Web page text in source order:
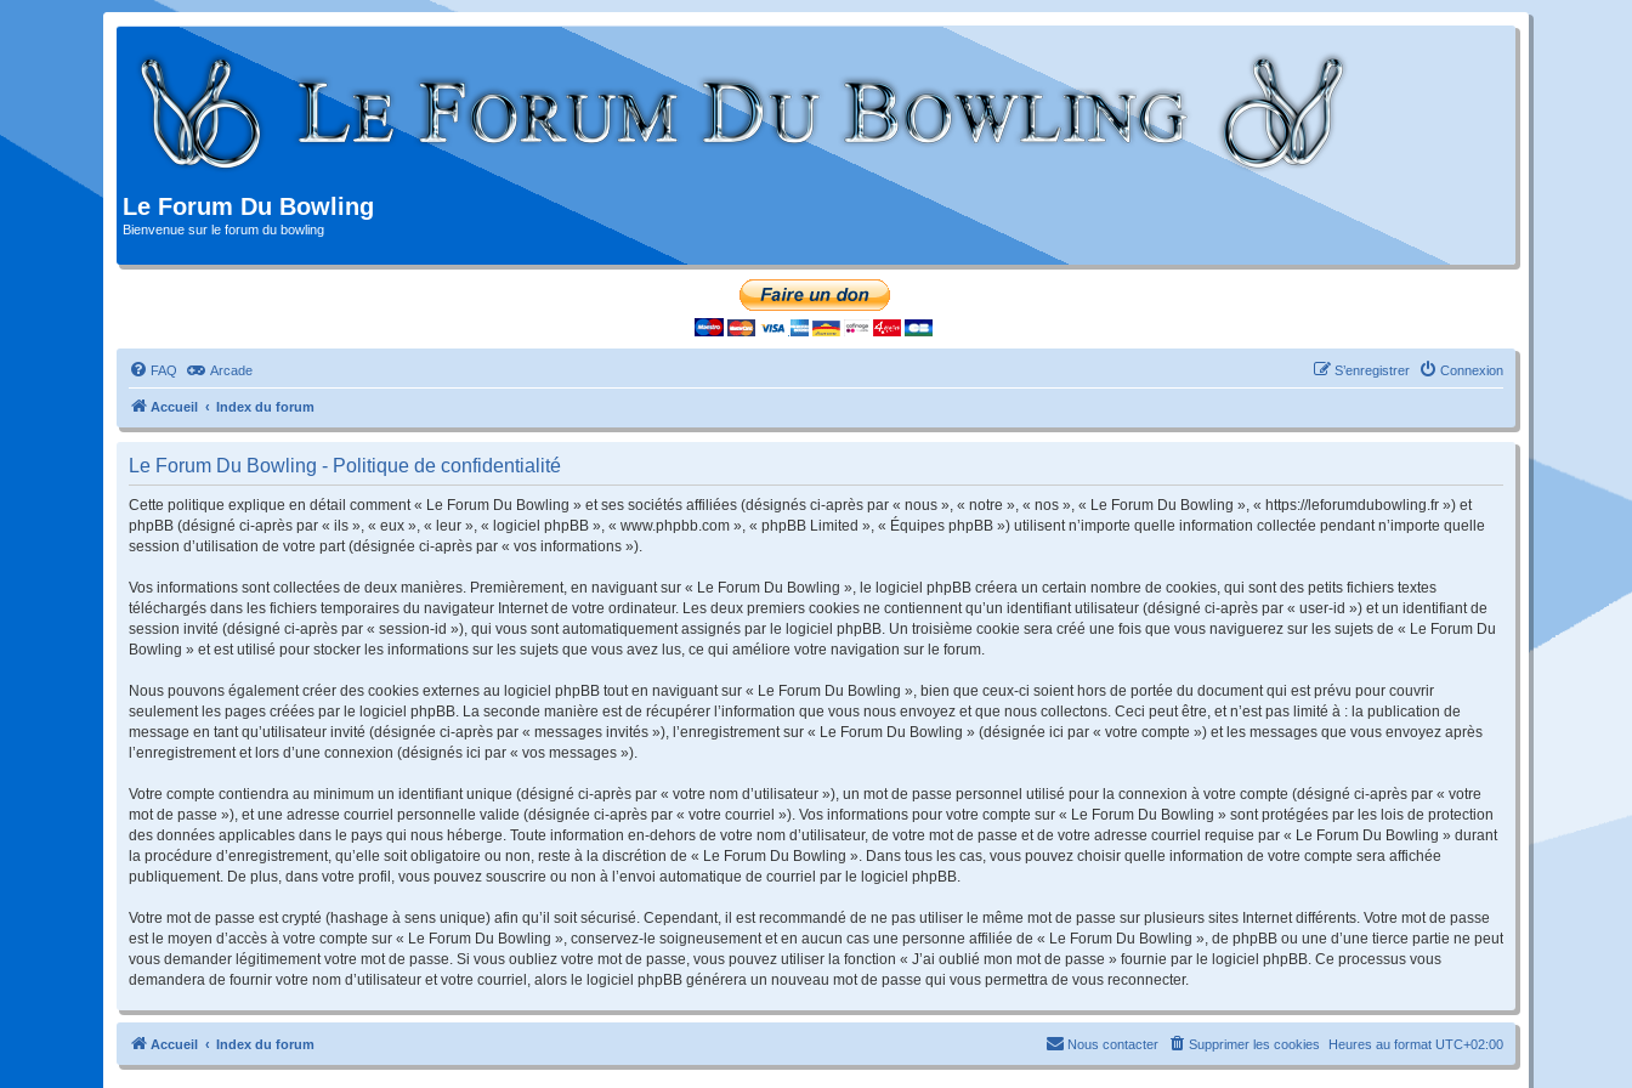
Le Forum Du Bowling
Bienvenue sur le forum du bowling
FAQ Arcade Connexion
S’enregistrer
Accueil Index du forum
Le Forum Du Bowling - Politique de confidentialité
Cette politique explique en détail comment « Le Forum Du Bowling » et ses sociétés affiliées (désignés ci-après par « nous », « notre », « nos », « Le Forum Du Bowling », « https://leforumdubowling.fr ») et
phpBB (désigné ci-après par « ils », « eux », « leur », « logiciel phpBB », « www.phpbb.com », « phpBB Limited », « Équipes phpBB ») utilisent n’importe quelle information collectée pendant n’importe quelle
session d’utilisation de votre part (désignée ci-après par « vos informations »).
Vos informations sont collectées de deux manières. Premièrement, en naviguant sur « Le Forum Du Bowling », le logiciel phpBB créera un certain nombre de cookies, qui sont des petits fichiers textes
téléchargés dans les fichiers temporaires du navigateur Internet de votre ordinateur. Les deux premiers cookies ne contiennent qu’un identifiant utilisateur (désigné ci-après par « user-id ») et un identifiant de
session invité (désigné ci-après par « session-id »), qui vous sont automatiquement assignés par le logiciel phpBB. Un troisième cookie sera créé une fois que vous naviguerez sur les sujets de « Le Forum Du
Bowling » et est utilisé pour stocker les informations sur les sujets que vous avez lus, ce qui améliore votre navigation sur le forum.
Nous pouvons également créer des cookies externes au logiciel phpBB tout en naviguant sur « Le Forum Du Bowling », bien que ceux-ci soient hors de portée du document qui est prévu pour couvrir
seulement les pages créées par le logiciel phpBB. La seconde manière est de récupérer l’information que vous nous envoyez et que nous collectons. Ceci peut être, et n’est pas limité à : la publication de
message en tant qu’utilisateur invité (désignée ci-après par « messages invités »), l’enregistrement sur « Le Forum Du Bowling » (désignée ici par « votre compte ») et les messages que vous envoyez après
l’enregistrement et lors d’une connexion (désignés ici par « vos messages »).
Votre compte contiendra au minimum un identifiant unique (désigné ci-après par « votre nom d’utilisateur »), un mot de passe personnel utilisé pour la connexion à votre compte (désigné ci-après par « votre
mot de passe »), et une adresse courriel personnelle valide (désignée ci-après par « votre courriel »). Vos informations pour votre compte sur « Le Forum Du Bowling » sont protégées par les lois de protection
des données applicables dans le pays qui nous héberge. Toute information en-dehors de votre nom d’utilisateur, de votre mot de passe et de votre adresse courriel requise par « Le Forum Du Bowling » durant
la procédure d’enregistrement, qu’elle soit obligatoire ou non, reste à la discrétion de « Le Forum Du Bowling ». Dans tous les cas, vous pouvez choisir quelle information de votre compte sera affichée
publiquement. De plus, dans votre profil, vous pouvez souscrire ou non à l’envoi automatique de courriel par le logiciel phpBB.
Votre mot de passe est crypté (hashage à sens unique) afin qu’il soit sécurisé. Cependant, il est recommandé de ne pas utiliser le même mot de passe sur plusieurs sites Internet différents. Votre mot de passe
est le moyen d’accès à votre compte sur « Le Forum Du Bowling », conservez-le soigneusement et en aucun cas une personne affiliée de « Le Forum Du Bowling », de phpBB ou une d’une tierce partie ne peut
vous demander légitimement votre mot de passe. Si vous oubliez votre mot de passe, vous pouvez utiliser la fonction « J’ai oublié mon mot de passe » fournie par le logiciel phpBB. Ce processus vous
demandera de fournir votre nom d’utilisateur et votre courriel, alors le logiciel phpBB générera un nouveau mot de passe qui vous permettra de vous reconnecter.
Accueil Index du forum Heures au format UTC+02:00
Supprimer les cookies
Nous contacter